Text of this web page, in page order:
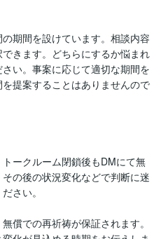
期間を設けています。相談内容
きます。どちらにするか悩まれ
い。事案に応じて適切な期間を
提案することはありませんので
ークルーム閉鎖後もDMにて無
の後の状況変化などで判断に迷
さい。
償での再祈祷が保証されます。